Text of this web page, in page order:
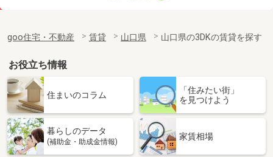
専有面積
45.89m²
山口県宇部市西宇部北２丁目
4.10万円
山口県宇部市西宇部北２丁目
専有面積
22.35m²
間取り
1K
goo住宅・不動産 賃貸 山口県 山口県の3DKの賃貸を探す
お役立ち情報
住まいのコラム
「住みたい街」
を見つけよう
暮らしのデータ
(補助金・助成金情報)
家賃相場